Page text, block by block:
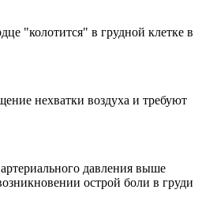
"колотится" в грудной клетке в
нехватки воздуха и требуют
давления выше
острой боли в груди